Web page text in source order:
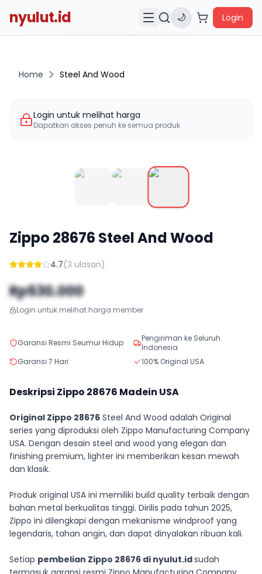
nyulut.id 🌙 Login
Home Steel And Wood
Login untuk melihat harga
Dapatkan akses penuh ke semua produk
Zippo 28676 Steel And Wood
4.7(3 ulasan)
Rp530.000
Login untuk melihat harga member
Garansi Resmi Seumur Hidup
Pengiriman ke Seluruh
Indonesia
Garansi 7 Hari
100% Original USA
Deskripsi Zippo 28676 Madein USA
Original Zippo 28676 Steel And Wood adalah Original
series yang diproduksi oleh Zippo Manufacturing Company
USA. Dengan desain steel and wood yang elegan dan
finishing premium, lighter ini memberikan kesan mewah
dan klasik.
Produk original USA ini memiliki build quality terbaik dengan
bahan metal berkualitas tinggi. Dirilis pada tahun 2025,
Zippo ini dilengkapi dengan mekanisme windproof yang
legendaris, tahan angin, dan dapat dinyalakan ribuan kali.
Setiap pembelian Zippo 28676 di nyulut.idsudah